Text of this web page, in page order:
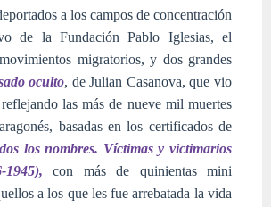
a los campos de concentración
de la Fundación Pablo Iglesias, el
migratorios, y dos grandes
oculto, de Julian Casanova, que vio
las más de nueve mil muertes
basadas en los certificados de
los nombres. Víctimas y victimarios
1945), con más de quinientas mini
a los que les fue arrebatada la vida